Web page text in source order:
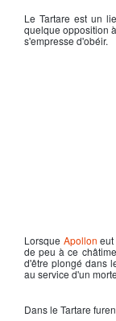
Le Tartare est un
quelque opposition
s'empresse d'obéir.
Lorsque Apollon
de peu à ce
d'être plongé dans
au service d'un
Dans le Tartare